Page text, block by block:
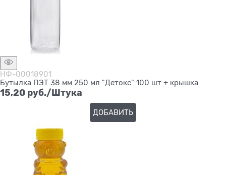
НФ-00018901
Бутылка ПЭТ 38 мм 250 мл "Детокс" 100 шт + крышка
15,20 руб./Штука
ДОБАВИТЬ